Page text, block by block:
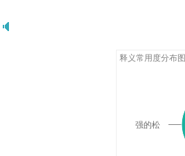
释义常用度分布图
强的松